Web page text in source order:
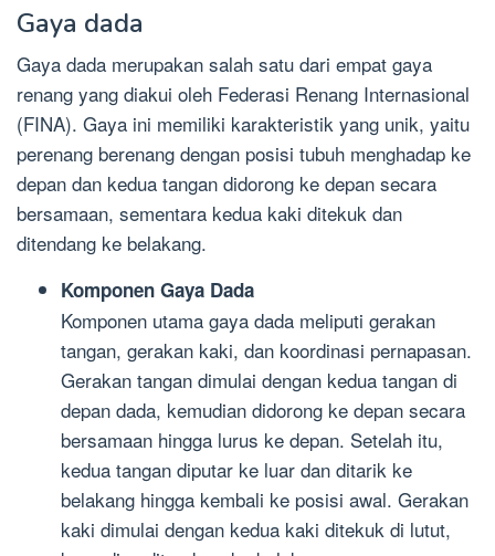
Gaya dada
Gaya dada merupakan salah satu dari empat gaya
renang yang diakui oleh Federasi Renang Internasional
(FINA). Gaya ini memiliki karakteristik yang unik, yaitu
perenang berenang dengan posisi tubuh menghadap ke
depan dan kedua tangan didorong ke depan secara
bersamaan, sementara kedua kaki ditekuk dan
ditendang ke belakang.
Komponen Gaya Dada
Komponen utama gaya dada meliputi gerakan
tangan, gerakan kaki, dan koordinasi pernapasan.
Gerakan tangan dimulai dengan kedua tangan di
depan dada, kemudian didorong ke depan secara
bersamaan hingga lurus ke depan. Setelah itu,
kedua tangan diputar ke luar dan ditarik ke
belakang hingga kembali ke posisi awal. Gerakan
kaki dimulai dengan kedua kaki ditekuk di lutut,